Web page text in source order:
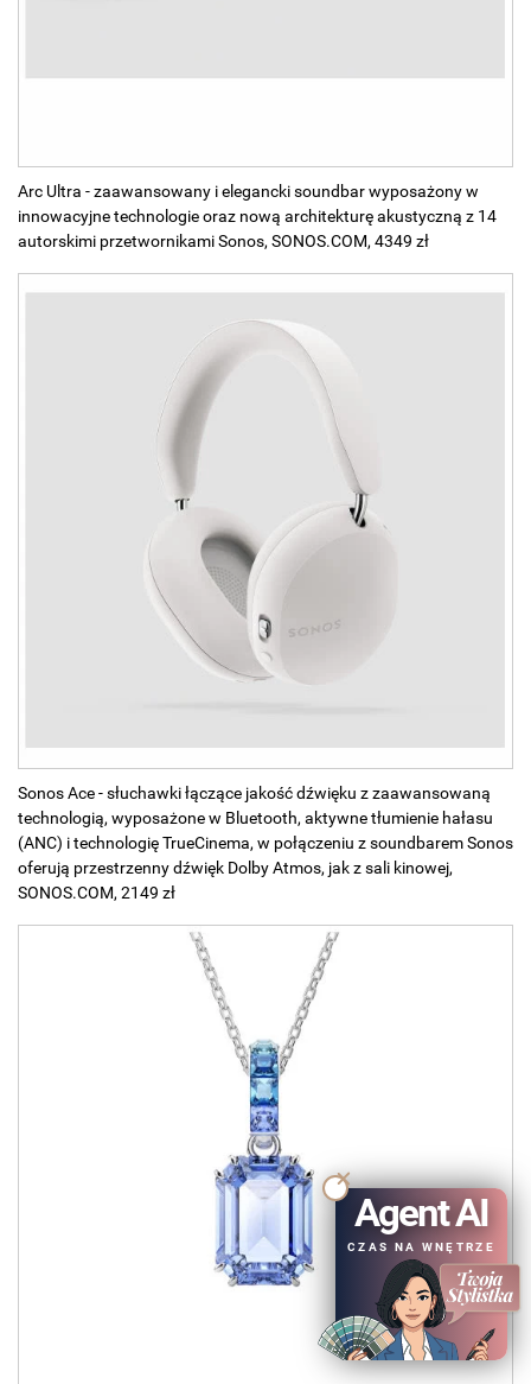
Arc Ultra - zaawansowany i elegancki soundbar wyposażony w
innowacyjne technologie oraz nową architekturę akustyczną z 14
autorskimi przetwornikami Sonos, SONOS.COM, 4349 zł
Sonos Ace - słuchawki łączące jakość dźwięku z zaawansowaną
technologią, wyposażone w Bluetooth, aktywne tłumienie hałasu
(ANC) i technologię TrueCinema, w połączeniu z soundbarem Sonos
oferują przestrzenny dźwięk Dolby Atmos, jak z sali kinowej,
SONOS.COM, 2149 zł
Agent AI
CZAS NA WNĘTRZE